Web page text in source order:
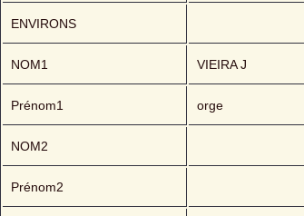
ENVIRONS
NOM1 VIEIRA J
Prénom1 orge
NOM2
Prénom2